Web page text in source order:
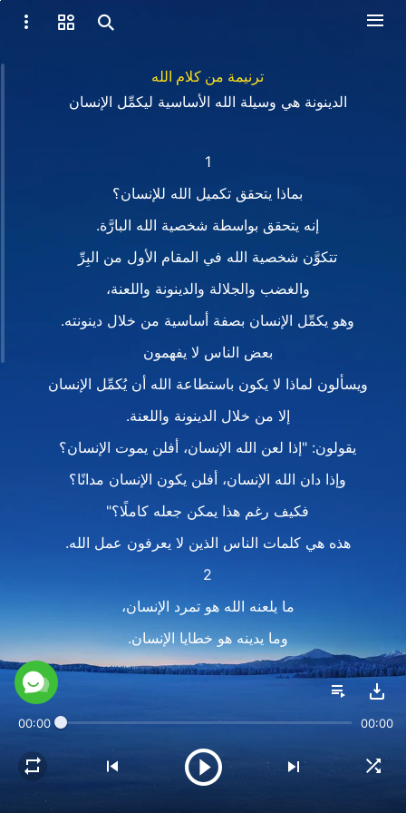
ترنيمة من كلام الله
الدينونة هي وسيلة الله الأساسية ليكمِّل الإنسان
1
بماذا يتحقق تكميل الله للإنسان؟
إنه يتحقق بواسطة شخصية الله البارَّة.
تتكوَّن شخصية الله في المقام الأول من البِرِّ
والغضب والجلالة والدينونة واللعنة،
وهو يكمِّل الإنسان بصفة أساسية من خلال دينونته.
بعض الناس لا يفهمون
ويسألون لماذا لا يكون باستطاعة الله أن يُكمِّل الإنسان
إلا من خلال الدينونة واللعنة.
يقولون: "إذا لعن الله الإنسان، أفلن يموت الإنسان؟
وإذا دان الله الإنسان، أفلن يكون الإنسان مدانًا؟
فكيف رغم هذا يمكن جعله كاملًا؟"
هذه هي كلمات الناس الذين لا يعرفون عمل الله.
2
ما يلعنه الله هو تمرد الإنسان،
وما يدينه هو خطايا الإنسان.
ما يلعنه الله هو تمرد الإنسان،
ودون مراعاة لمشاعر الإنسان على الإطلاق،
00:00 00:00